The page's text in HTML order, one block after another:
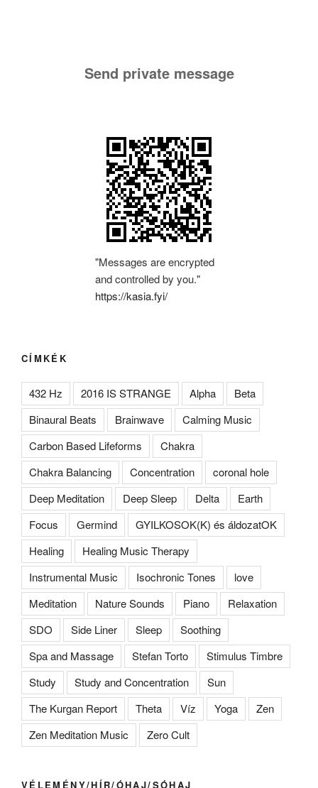
Send private message
"Messages are encrypted
and controlled by you."
https://kasia.fyi/
CÍMKÉK
432 Hz 2016 IS STRANGE Alpha
Beta
Binaural Beats
Brainwave
Calming Music
Carbon Based Lifeforms
Chakra
Chakra Balancing
Concentration
coronal hole
Deep Meditation
Deep Sleep Delta
Earth
Focus
Germind
GYILKOSOK(K) és áldozatOK
Healing
Healing Music Therapy
Instrumental Music
Isochronic Tones
love
Meditation
Nature Sounds Piano
Relaxation
SDO
Side Liner Sleep
Soothing
Spa and Massage
Stefan Torto
Stimulus Timbre
Study
Study and Concentration
Sun
The Kurgan Report
Theta Víz Yoga
Zen
Zen Meditation Music
Zero Cult
VÉLEMÉNY/HÍR/ÓHAJ/SÓHAJ